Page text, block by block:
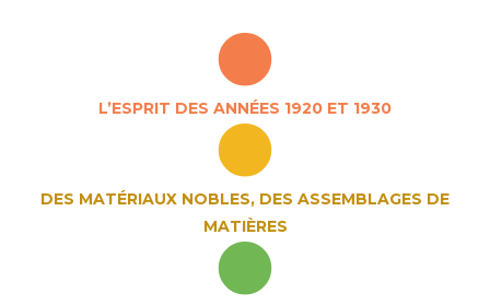
L’ESPRIT DES ANNÉES 1920 ET 1930
DES MATÉRIAUX NOBLES, DES ASSEMBLAGES DE
MATIÈRES